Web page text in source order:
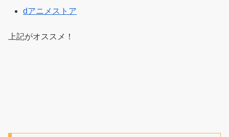
dアニメストア
上記がオススメ！